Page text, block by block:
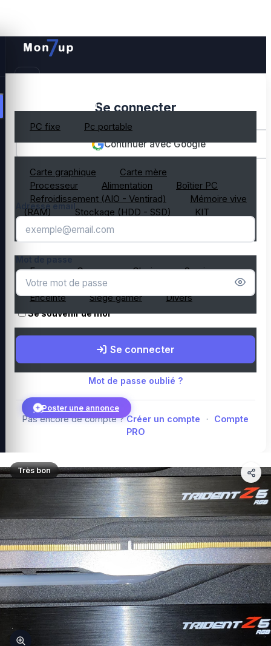
PC gamer occasion
PC fixe Pc portable
Composant PC occasion
Carte graphique
Carte mère
Processeur
Alimentation
Boîtier PC
Refroidissement (AIO - Ventirad)
Mémoire vive
(RAM)
Stockage (HDD - SSD)
KIT
composant PC gamer
Ecran Casque Clavier
Souris
Microphone
Webcam
Enceinte
Siège gamer Divers
Top PC gamer : Intel / AMD
Composants PC gamer
Poster une annonce
Connexion
Se connecter
Continuer avec Google
OU
Adresse email
Se souvenir de moi
Se connecter
Mot de passe oublié ?
Pas encore de compte ? Créer un compte ·
Compte
PRO
Très bon